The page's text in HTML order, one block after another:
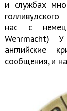
и службах
нас с
Wehrmacht).
английские
сообщения, и